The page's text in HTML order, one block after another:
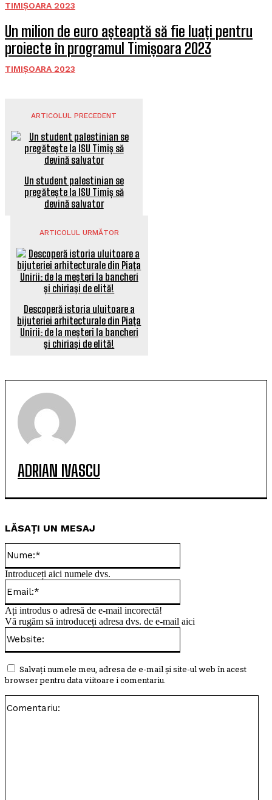
TIMIȘOARA 2023
Un milion de euro așteaptă să fie luați pentru
proiecte în programul Timișoara 2023
TIMIȘOARA 2023
ARTICOLUL PRECEDENT
Un student palestinian se
pregătește la ISU Timiș să
devină salvator
ARTICOLUL URMĂTOR
Descoperă istoria uluitoare a
bijuteriei arhitecturale din Piața
Unirii: de la meșteri la bancheri
și chiriași de elită!
ADRIAN IVASCU
LĂSAȚI UN MESAJ
Introduceți aici numele dvs.
Ați introdus o adresă de e-mail incorectă!
Vă rugăm să introduceți adresa dvs. de e-mail aici
Salvați numele meu, adresa de e-mail și site-ul web în acest
browser pentru data viitoare i comentariu.